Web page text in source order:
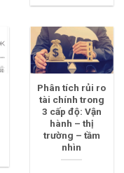
Phân tích rủi ro
tài chính trong
3 cấp độ: Vận
hành – thị
trường – tầm
nhìn